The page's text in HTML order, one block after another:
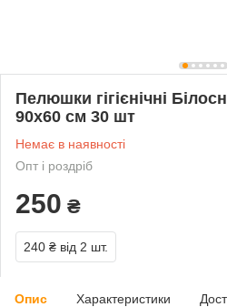
Пелюшки гігієнічні
90х60 см 30 шт
Немає в наявності
Опт і роздріб
250 ₴
240 ₴ від 2 шт.
Опис Характеристики